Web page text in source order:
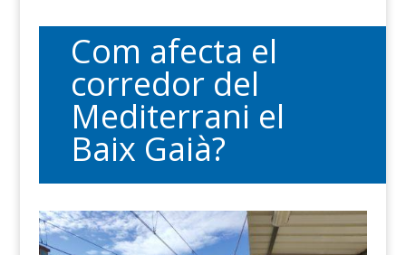
Com afecta el
corredor del
Mediterrani el
Baix Gaià?